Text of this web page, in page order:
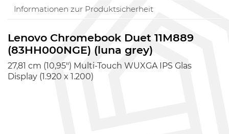
Informationen zur Produktsicherheit
Lenovo Chromebook Duet 11M889
(83HH000NGE) (luna grey)
27,81 cm (10,95") Multi-Touch WUXGA IPS Glas
Display (1.920 x 1.200)